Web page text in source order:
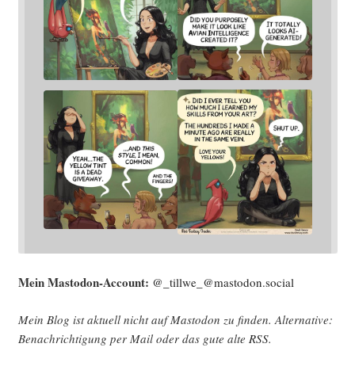
Mein Mast­o­don-Account: @_tillwe_@mastodon.social
Mein Blog ist aktu­ell nicht auf Mast­o­don zu fin­den. Alter­na­ti­ve:
Benach­rich­ti­gung per Mail oder das gute alte RSS.